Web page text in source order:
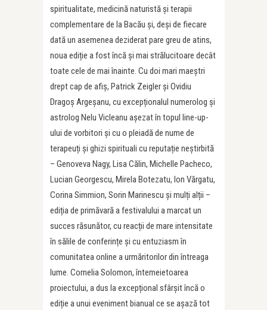
spiritualitate, medicină naturistă și terapii
complementare de la Bacău și, deși de fiecare
dată un asemenea deziderat pare greu de atins,
noua ediție a fost încă și mai strălucitoare decât
toate cele de mai înainte. Cu doi mari maeștri
drept cap de afiș, Patrick Zeigler și Ovidiu
Dragoș Argeșanu, cu excepționalul numerolog și
astrolog Nelu Vicleanu așezat în topul line-up-
ului de vorbitori și cu o pleiadă de nume de
terapeuți și ghizi spirituali cu reputație neștirbită
– Genoveva Nagy, Lisa Călin, Michelle Pacheco,
Lucian Georgescu, Mirela Botezatu, Ion Vărgatu,
Corina Simmion, Sorin Marinescu și mulți alții –
ediția de primăvară a festivalului a marcat un
succes răsunător, cu reacții de mare intensitate
în sălile de conferințe și cu entuziasm în
comunitatea online a urmăritorilor din întreaga
lume. Cornelia Solomon, întemeietoarea
proiectului, a dus la excepțional sfârșit încă o
ediție a unui eveniment bianual ce se așază tot